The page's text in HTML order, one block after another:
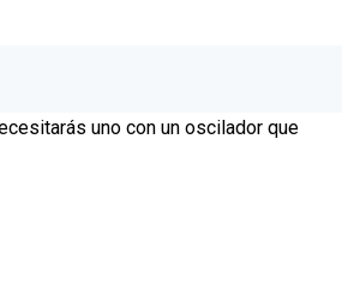
uno con un oscilador que